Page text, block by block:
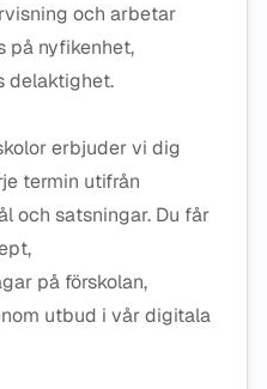
och arbetar
på nyfikenhet,
delaktighet.
erbjuder vi dig
termin utifrån
och satsningar. Du får
på förskolan,
utbud i vår digitala